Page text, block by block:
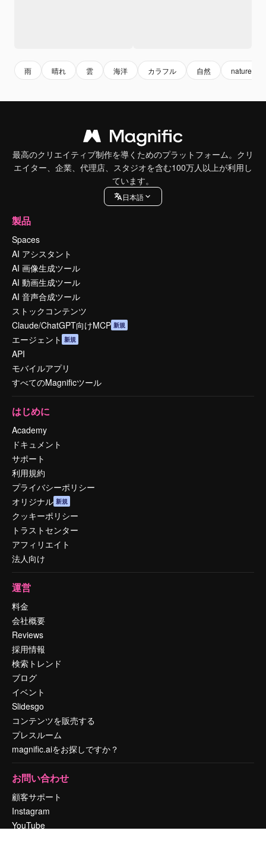
雨 晴れ 雲 海洋 カラフル 自然 nature
最高のクリエイティブ制作を導くためのプラットフォーム。クリ
エイター、企業、代理店、スタジオを含む100万人以上が利用し
ています。
日本語
製品
Spaces
AI アシスタント
AI 画像生成ツール
AI 動画生成ツール
AI 音声合成ツール
ストックコンテンツ
Claude/ChatGPT向けMCP 新規
エージェント 新規
API
モバイルアプリ
すべてのMagnificツール
はじめに
Academy
ドキュメント
サポート
利用規約
プライバシーポリシー
オリジナル 新規
クッキーポリシー
トラストセンター
アフィリエイト
法人向け
運営
料金
会社概要
Reviews
採用情報
検索トレンド
ブログ
イベント
Slidesgo
コンテンツを販売する
プレスルーム
magnific.aiをお探しですか？
お問い合わせ
顧客サポート
Instagram
YouTube